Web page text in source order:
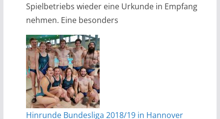
Spielbetriebs wieder eine Urkunde in Empfang
nehmen. Eine besonders
Hinrunde Bundesliga 2018/19 in Hannover